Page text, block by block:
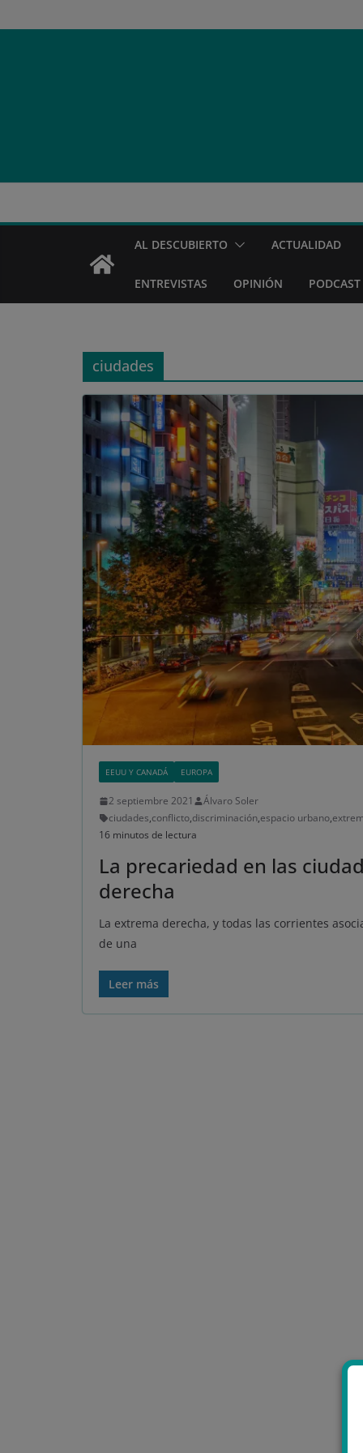
al
AL DESCUBIERTO ACTUALIDAD
ENTREVISTAS OPINIÓN PODCAST
ciudades
EEUU Y CANADÁ EUROPA
2 septiembre 2021
Álvaro Soler
ciudades,conflicto,discriminación,espacio urbano,
16 minutos de lectura
La precariedad en las
derecha
La extrema derecha, y todas las corrientes
de una
Leer más